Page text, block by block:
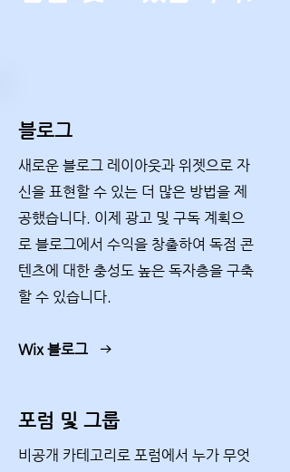
블로그
새로운 블로그 레이아웃과 위젯으로 자
신을 표현할 수 있는 더 많은 방법을 제
공했습니다. 이제 광고 및 구독 계획으
로 블로그에서 수익을 창출하여 독점 콘
텐츠에 대한 충성도 높은 독자층을 구축
할 수 있습니다.
Wix 블로그
포럼 및 그룹
비공개 카테고리로 포럼에서 누가 무엇